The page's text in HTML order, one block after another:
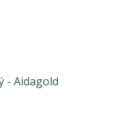
- Aidagold